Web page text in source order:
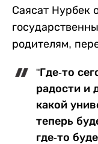
Саясат Нурбек
родителям,
"Где-то
радости и
какой
теперь
где-то